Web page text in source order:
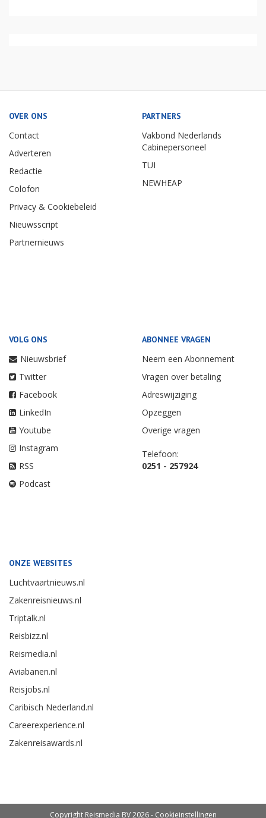
OVER ONS
Contact
Adverteren
Redactie
Colofon
Privacy & Cookiebeleid
Nieuwsscript
Partnernieuws
PARTNERS
Vakbond Nederlands
Cabinepersoneel
TUI
NEWHEAP
VOLG ONS
Nieuwsbrief
Twitter
Facebook
LinkedIn
Youtube
Instagram
RSS
Podcast
ABONNEE VRAGEN
Neem een Abonnement
Vragen over betaling
Adreswijziging
Opzeggen
Overige vragen
Telefoon:
0251 - 257924
ONZE WEBSITES
Luchtvaartnieuws.nl
Zakenreisnieuws.nl
Triptalk.nl
Reisbizz.nl
Reismedia.nl
Aviabanen.nl
Reisjobs.nl
Caribisch Nederland.nl
Careerexperience.nl
Zakenreisawards.nl
Copyright Reismedia BV 2026 - Cookieinstellingen